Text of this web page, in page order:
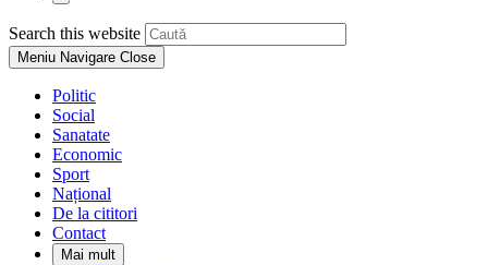
Toggle
website
search
Search this website
Escape
Meniu Navigare Close
Politic
Social
Sanatate
Economic
Sport
Național
De la cititori
Contact
Mai mult